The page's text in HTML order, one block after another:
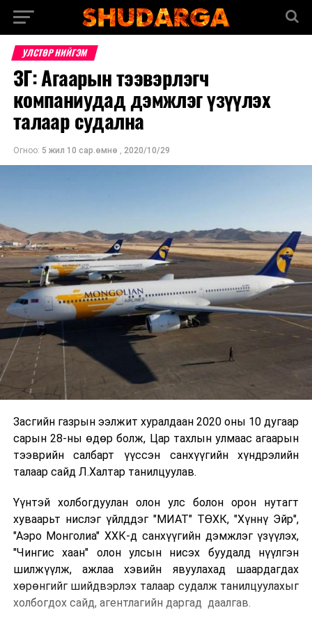
УЛСТӨР НИЙГЭМ
ЗГ: Агаарын тээвэрлэгч
компаниудад дэмжлэг үзүүлэх
талаар судална
Огноо: 5 жил 10 сар.өмнө , 2020/10/29
Засгийн газрын ээлжит хуралдаан 2020 оны 10 дугаар
сарын 28-ны өдөр болж, Цар тахлын улмаас агаарын
тээврийн салбарт үүссэн санхүүгийн хүндрэлийн
талаар сайд Л.Халтар танилцуулав.
Үүнтэй холбогдуулан олон улс болон орон нутагт
хуваарьт нислэг үйлддэг "МИАТ" ТӨХК, "Хүннү Эйр",
"Аэро Монголиа" ХХК-д санхүүгийн дэмжлэг үзүүлэх,
"Чингис хаан" олон улсын нисэх буудалд нүүлгэн
шилжүүлж, ажлаа хэвийн явуулахад шаардагдах
хөрөнгийг шийдвэрлэх талаар судалж танилцуулахыг
холбогдох сайд, агентлагийн даргад даалгав.